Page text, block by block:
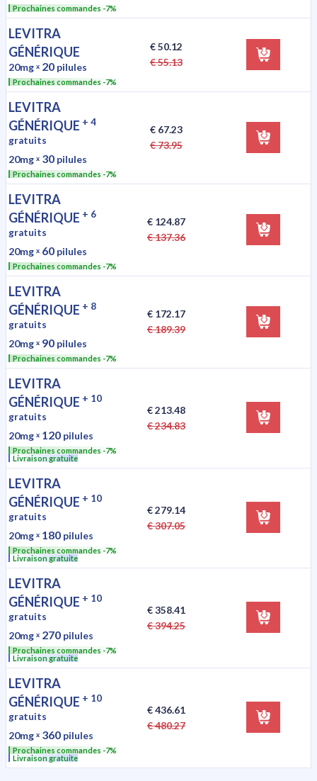
Prochaines commandes -7%
LEVITRA
GÉNÉRIQUE
20mgˣ 20 pilules
Prochaines commandes -7%
€ 50.12
€ 55.13
LEVITRA
GÉNÉRIQUE + 4
gratuits
20mgˣ 30 pilules
Prochaines commandes -7%
€ 67.23
€ 73.95
LEVITRA
GÉNÉRIQUE + 6
gratuits
20mgˣ 60 pilules
Prochaines commandes -7%
€ 124.87
€ 137.36
LEVITRA
GÉNÉRIQUE + 8
gratuits
20mgˣ 90 pilules
Prochaines commandes -7%
€ 172.17
€ 189.39
LEVITRA
GÉNÉRIQUE + 10
gratuits
20mgˣ 120 pilules
Prochaines commandes -7%
Livraison gratuite
€ 213.48
€ 234.83
LEVITRA
GÉNÉRIQUE + 10
gratuits
20mgˣ 180 pilules
Prochaines commandes -7%
Livraison gratuite
€ 279.14
€ 307.05
LEVITRA
GÉNÉRIQUE + 10
gratuits
20mgˣ 270 pilules
Prochaines commandes -7%
Livraison gratuite
€ 358.41
€ 394.25
LEVITRA
GÉNÉRIQUE + 10
gratuits
20mgˣ 360 pilules
Prochaines commandes -7%
Livraison gratuite
€ 436.61
€ 480.27